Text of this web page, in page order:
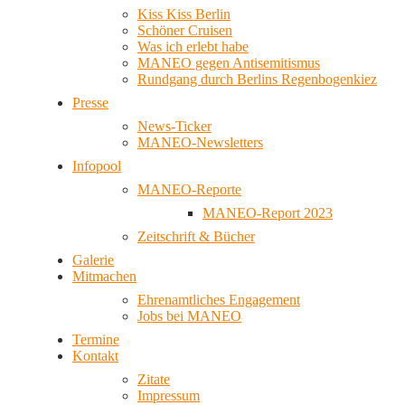
Kiss Kiss Berlin
Schöner Cruisen
Was ich erlebt habe
MANEO gegen Antisemitismus
Rundgang durch Berlins Regenbogenkiez
Presse
News-Ticker
MANEO-Newsletters
Infopool
MANEO-Reporte
MANEO-Report 2023
Zeitschrift & Bücher
Galerie
Mitmachen
Ehrenamtliches Engagement
Jobs bei MANEO
Termine
Kontakt
Zitate
Impressum